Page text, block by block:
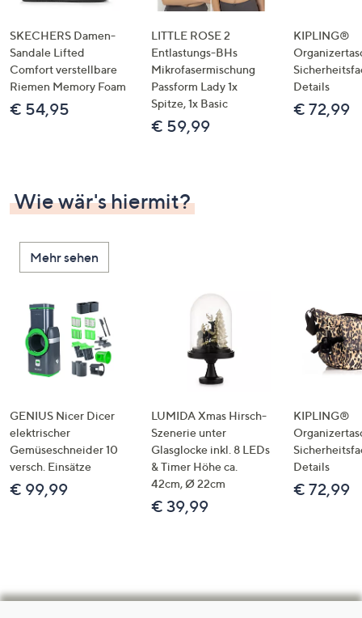
SKECHERS Damen-
Sandale Lifted
Comfort verstellbare
Riemen Memory Foam
€ 54,95
LITTLE ROSE 2
Entlastungs-BHs
Mikrofasermischung
Passform Lady 1x
Spitze, 1x Basic
€ 59,99
KIPLING®
Details
€ 72,99
Wie wär's hiermit?
Mehr sehen
GENIUS Nicer Dicer
elektrischer
Gemüseschneider 10
versch. Einsätze
€ 99,99
LUMIDA Xmas Hirsch-
Szenerie unter
Glasglocke inkl. 8 LEDs
& Timer Höhe ca.
42cm, Ø 22cm
€ 39,99
KIPLING®
Details
€ 72,99